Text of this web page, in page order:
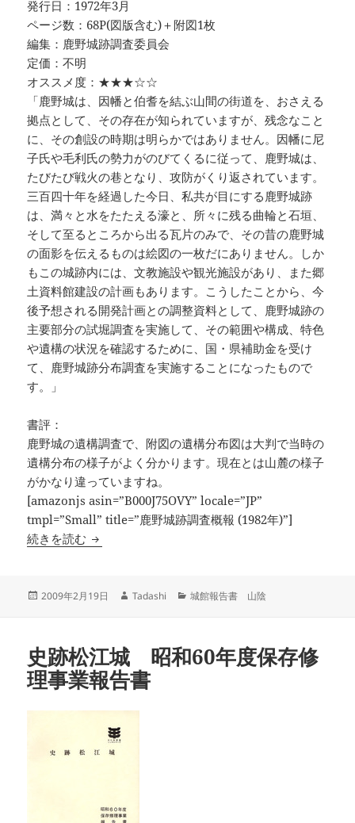
発行日：1972年3月
ページ数：68P(図版含む)＋附図1枚
編集：鹿野城跡調査委員会
定価：不明
オススメ度：★★★☆☆
「鹿野城は、因幡と伯耆を結ぶ山間の街道を、おさえる
拠点として、その存在が知られていますが、残念なこと
に、その創設の時期は明らかではありません。因幡に尼
子氏や毛利氏の勢力がのびてくるに従って、鹿野城は、
たびたび戦火の巷となり、攻防がくり返されています。
三百四十年を経過した今日、私共が目にする鹿野城跡
は、満々と水をたたえる濠と、所々に残る曲輪と石垣、
そして至るところから出る瓦片のみで、その昔の鹿野城
の面影を伝えるものは絵図の一枚だにありません。しか
もこの城跡内には、文教施設や観光施設があり、また郷
土資料館建設の計画もあります。こうしたことから、今
後予想される開発計画との調整資料として、鹿野城跡の
主要部分の試堀調査を実施して、その範囲や構成、特色
や遺構の状況を確認するために、国・県補助金を受け
て、鹿野城跡分布調査を実施することになったもので
す。」
書評：
鹿野城の遺構調査で、附図の遺構分布図は大判で当時の
遺構分布の様子がよく分かります。現在とは山麓の様子
がかなり違っていますね。
[amazonjs asin=”B000J75OVY” locale=”JP”
tmpl=”Small” title=”鹿野城跡調査概報 (1982年)”]
続きを読む 鹿野城跡調査概報
投
2009年2月19日
作
Tadashi
カ
ー
城館報告書 山陰
史跡松江城 昭和60年度保存修
理事業報告書